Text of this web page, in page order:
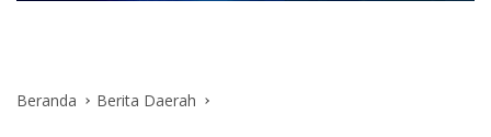
Beranda Berita Daerah